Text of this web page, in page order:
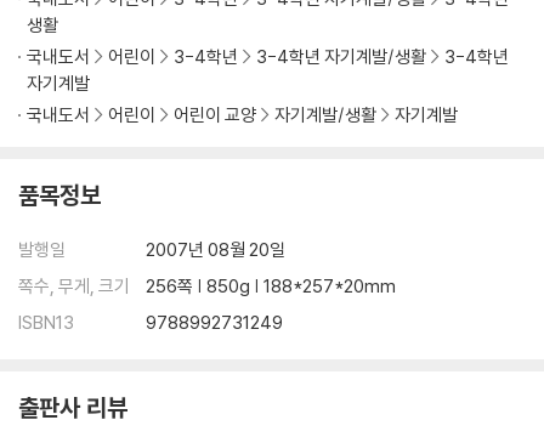
바이오텍쿰 - 생명공학자
파머스탄 - 약사
동물나아스 -수의사
지켜내리아 - 컴퓨터 보안전문가
별별천지국 - 천문학자
스페이시아 - 우주개발연구원
트리트리란드 - 나무치료사
다음 비행기를 타기 전에 잠시 쉬어가요!
당당대륙 - 꿋꿋하게 자신의 일을 하는 사람들의 세계
화면발조아란드 - 촬영감독
생활
국내도서
어린이 3-4학년 3-4학년 자기계발/생활
3-4학년
자기계발
국내도서
어린이 어린이 교양 자기계발/생활 자기계발
품목정보
발행일
2007년 08월 20일
쪽수, 무게, 크기
256쪽 | 850g | 188*257*20mm
ISBN13
9788992731249
출판사 리뷰